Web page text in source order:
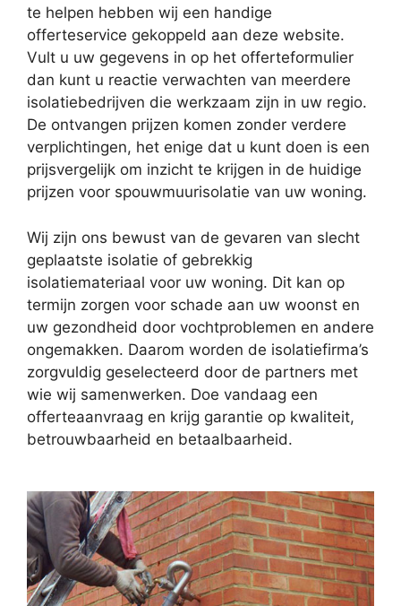
te helpen hebben wij een handige
offerteservice gekoppeld aan deze website.
Vult u uw gegevens in op het offerteformulier
dan kunt u reactie verwachten van meerdere
isolatiebedrijven die werkzaam zijn in uw regio.
De ontvangen prijzen komen zonder verdere
verplichtingen, het enige dat u kunt doen is een
prijsvergelijk om inzicht te krijgen in de huidige
prijzen voor spouwmuurisolatie van uw woning.
Wij zijn ons bewust van de gevaren van slecht
geplaatste isolatie of gebrekkig
isolatiemateriaal voor uw woning. Dit kan op
termijn zorgen voor schade aan uw woonst en
uw gezondheid door vochtproblemen en andere
ongemakken. Daarom worden de isolatiefirma’s
zorgvuldig geselecteerd door de partners met
wie wij samenwerken. Doe vandaag een
offerteaanvraag en krijg garantie op kwaliteit,
betrouwbaarheid en betaalbaarheid.